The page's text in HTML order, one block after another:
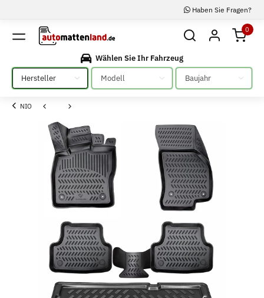
Haben Sie Fragen?
0
Wählen Sie Ihr Fahrzeug
Bitte auswählen
Bitte auswählen Bitte auswählen
NIO